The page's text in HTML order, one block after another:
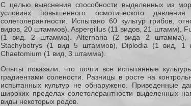
С целью выяснения способности выделенных из
условиях повышенного осмотического
солетолерантности. Испытано 60 культур грибов,
видов, 20 штаммов). Aspergillus (11 видов, 21 штамм),
(1 вид. 2 штамма). Alternaria (2 вида 2 штамма),
Stachybotrys (1 вид 5 штаммов), Diplodia (1 вид,
Chaetomium (1 вид, 3 штамма).
Опыты показали, что почти все испытанные
градиентами солености. Разницы в росте на
испытанных культур не обнаружено. Приведенные
широких пределах солетолерантности выделенных
виды некоторых родов.